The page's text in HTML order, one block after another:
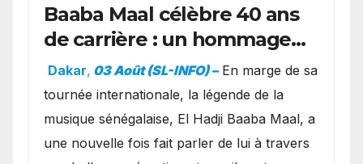
Baaba Maal célèbre 40 ans
de carrière : un hommage
exceptionnel à Oslo en
présence de la famille
royale.
Dakar, 03 Août (SL-INFO) – ​En marge de sa
tournée internationale, la légende de la
musique sénégalaise, El Hadji Baaba Maal, a
une nouvelle fois fait parler de lui à travers